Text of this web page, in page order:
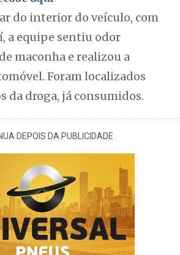
do interior do veículo, com
a equipe sentiu odor
maconha e realizou a
Foram localizados
da droga, já consumidos.
DEPOIS DA PUBLICIDADE